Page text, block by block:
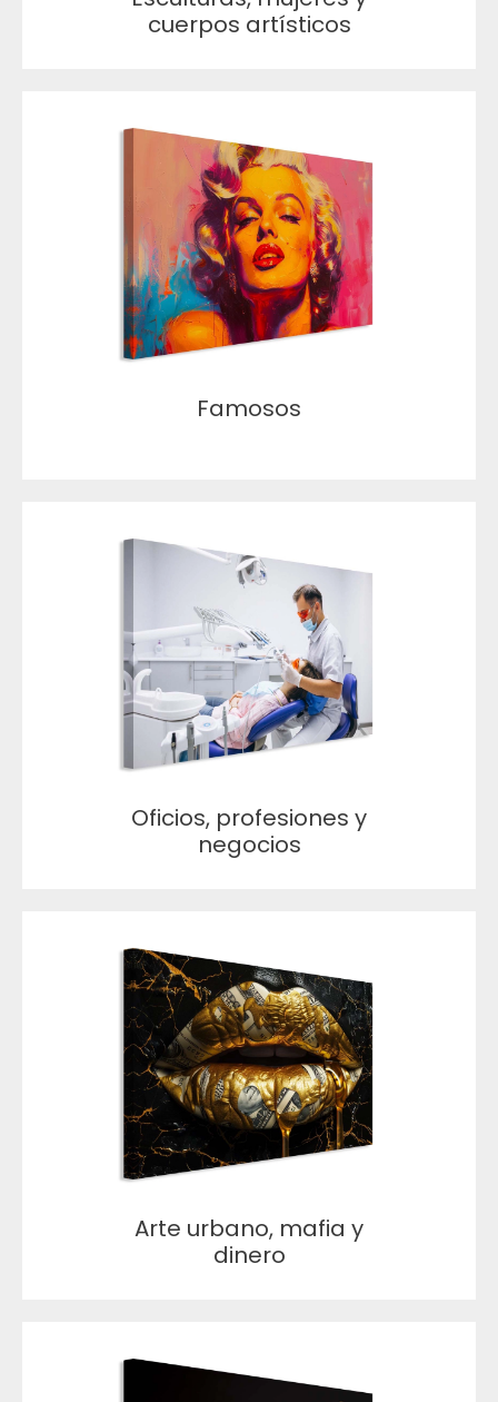
cuerpos artísticos
Famosos
Oficios, profesiones y
negocios
Arte urbano, mafia y
dinero